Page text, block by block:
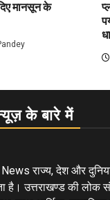
मानसून के
के बारे में
राज्य, देश और
है। उत्तराखण्ड की लोक